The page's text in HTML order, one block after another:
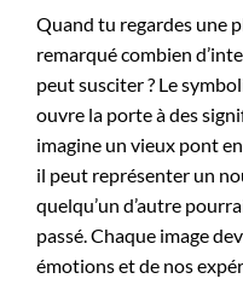
Quand tu regardes une
remarqué combien
peut susciter ? Le
ouvre la porte à des
imagine un vieux pont
il peut représenter un
quelqu’un d’autre
passé. Chaque image
émotions et de nos